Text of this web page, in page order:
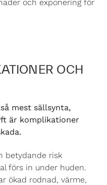
och exponering för
OCH
mest sällsynta,
är komplikationer
betydande risk
förs in under huden.
ökad rodnad, värme,